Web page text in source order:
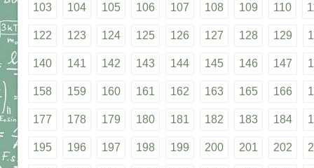
103 104 105 106 107 108 109 110
122 123 124 125 126 127 128 129
140 141 142 143 144 145 146 147
158 159 160 161 162 163 165 166
177 178 179 180 181 182 183 184
195 196 197 198 199 200 201 202